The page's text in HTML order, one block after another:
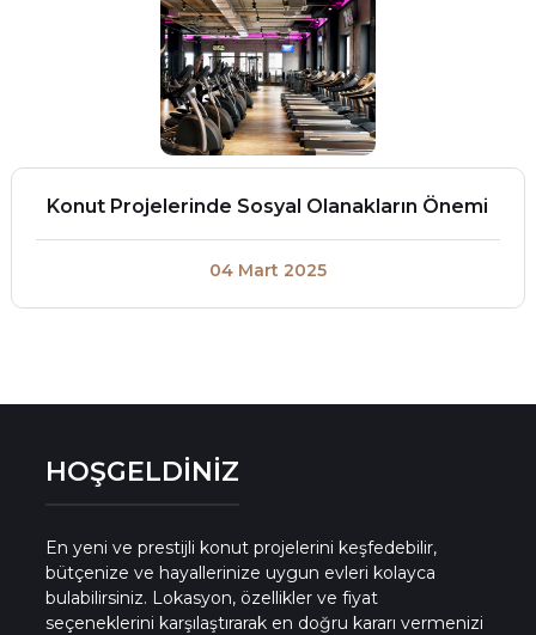
Konut Projelerinde Sosyal Olanakların Önemi
04 Mart 2025
HOŞGELDİNİZ
En yeni ve prestijli konut projelerini keşfedebilir,
bütçenize ve hayallerinize uygun evleri kolayca
bulabilirsiniz. Lokasyon, özellikler ve fiyat
seçeneklerini karşılaştırarak en doğru kararı vermenizi